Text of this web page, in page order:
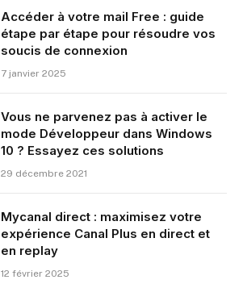
Accéder à votre mail Free : guide
étape par étape pour résoudre vos
soucis de connexion
7 janvier 2025
Vous ne parvenez pas à activer le
mode Développeur dans Windows
10 ? Essayez ces solutions
29 décembre 2021
Mycanal direct : maximisez votre
expérience Canal Plus en direct et
en replay
12 février 2025